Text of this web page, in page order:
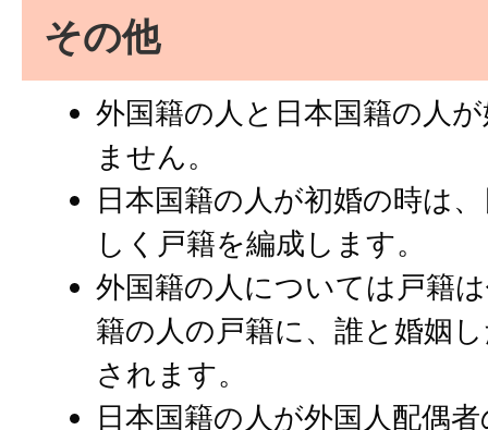
その他
外国籍の人と日本国籍の人
ません。
日本国籍の人が初婚の時は
しく戸籍を編成します。
外国籍の人については戸籍
籍の人の戸籍に、誰と婚姻
されます。
日本国籍の人が外国人配偶